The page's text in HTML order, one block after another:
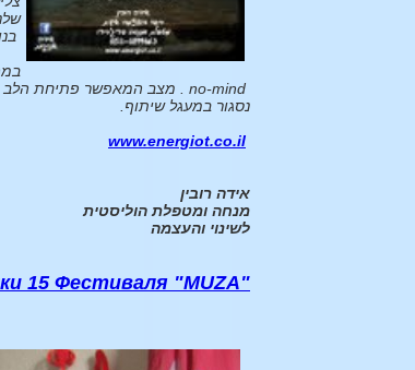
no-mind
. מצב המאפשר פתיחת הלב
נסגור במעגל שיתוף.
www.energiot.co.il
אידה רובין
מנחה ומטפלת הוליסטית
לשינוי והעצמה
15 Фестиваля "MUZA"